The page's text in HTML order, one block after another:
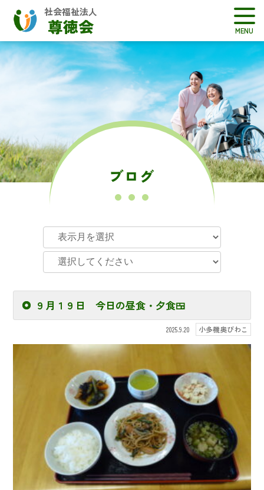
社会福祉法人
尊徳会
ブログ
９月１９日 今日の昼食・夕食🍱
2025.9.20 小多機奥びわこ